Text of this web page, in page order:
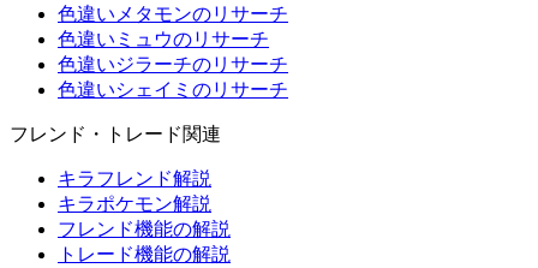
色違いメタモンのリサーチ
色違いミュウのリサーチ
色違いジラーチのリサーチ
色違いシェイミのリサーチ
フレンド・トレード関連
キラフレンド解説
キラポケモン解説
フレンド機能の解説
トレード機能の解説